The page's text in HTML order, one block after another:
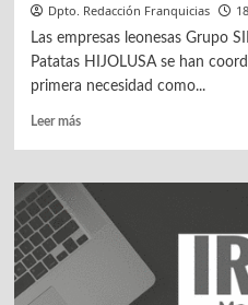
Dpto. Redacción Franquicias
Las empresas leonesas Grupo
Patatas HIJOLUSA se han
primera necesidad como...
Leer másLeer
GRUPO
SIBUYA,
LEGUMBRES
LUENGO